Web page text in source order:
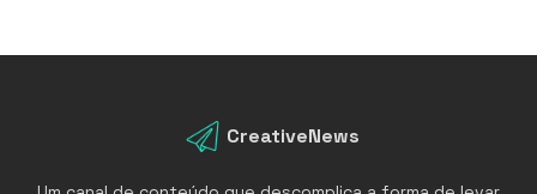
CreativeNews